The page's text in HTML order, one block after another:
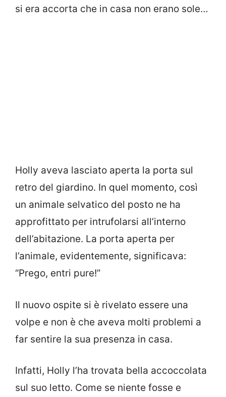
si era accorta che in casa non erano sole…
Holly aveva lasciato aperta la porta sul
retro del giardino. In quel momento, così
un animale selvatico del posto ne ha
approfittato per intrufolarsi all’interno
dell’abitazione. La porta aperta per
l’animale, evidentemente, significava:
“Prego, entri pure!”
Il nuovo ospite si è rivelato essere una
volpe e non è che aveva molti problemi a
far sentire la sua presenza in casa.
Infatti, Holly l’ha trovata bella accoccolata
sul suo letto. Come se niente fosse e